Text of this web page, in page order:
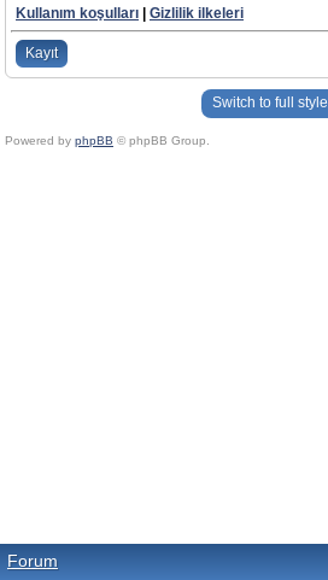
Kullanım koşulları
Gizlilik ilkeleri
Kayıt
Switch to full style
Powered by phpBB © phpBB Group.
Forum